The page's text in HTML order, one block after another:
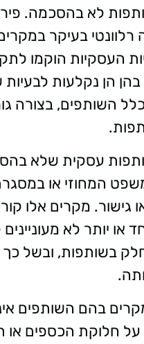
לא בהסכמה.
בעיקר
העסקיות הוקמו
הן נקלעות לבעיות
השותפים, בצורה
עסקית שלא
המחוזי או
גישור. מקרים אלו
או יותר לא
בשותפות, ובשל כך
בהם השותפים
חלוקת הכספים או